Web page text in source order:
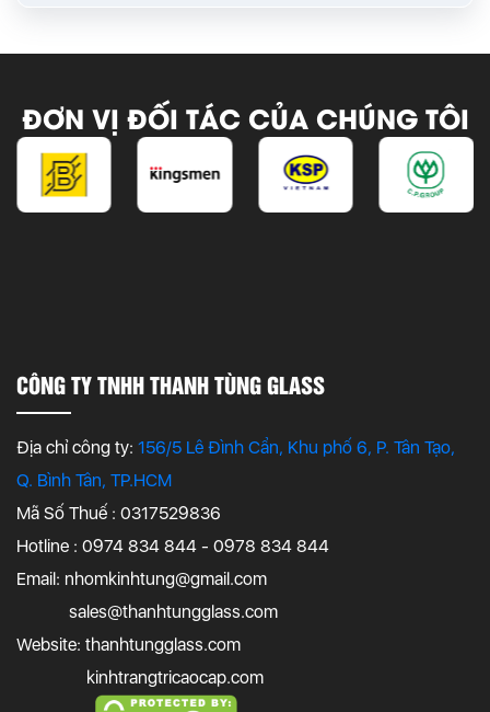
ĐƠN VỊ ĐỐI TÁC CỦA CHÚNG TÔI
CÔNG TY TNHH THANH TÙNG GLASS
Địa chỉ công ty: 156/5 Lê Đình Cẩn, Khu phố 6, P. Tân Tạo,
Q. Bình Tân, TP.HCM
Mã Số Thuế : 0317529836
Hotline : 0974 834 844 - 0978 834 844
Email: nhomkinhtung@gmail.com
sales@thanhtungglass.com
Website: thanhtungglass.com
kinhtrangtricaocap.com